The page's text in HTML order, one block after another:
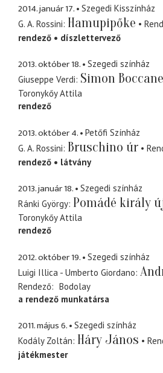
2014. január 17.
Szegedi Kisszínház
G. A. Rossini Hamupipőke
rendező
díszlettervező
2013. október 18.
Szegedi színház
Giuseppe Verdi Simon
Toronykőy Attila
rendező
2013. október 4.
Petőfi Színház
G. A. Rossini Bruschino úr
rendező
látvány
2013. január 18.
Szegedi színház
Ránki György Pomádé király
Toronykőy Attila
rendező
2012. október 19.
Szegedi színház
Luigi Illica - Umberto Giordano
Rendező
Bodolay
a rendező munkatársa
2011. május 6.
Szegedi színház
Kodály Zoltán Háry János
játékmester